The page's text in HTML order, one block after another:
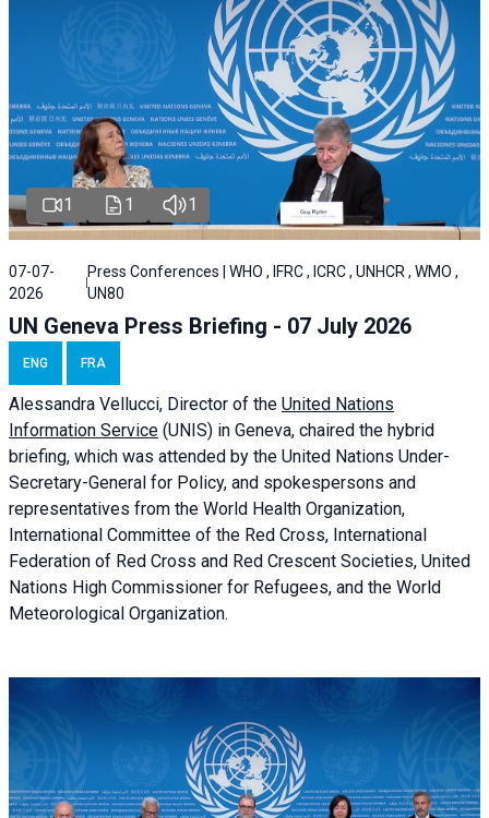
1 1 1
07-07-
2026
Press Conferences | WHO , IFRC , ICRC , UNHCR , WMO ,
UN80
UN Geneva Press Briefing - 07 July 2026
ENG FRA
Alessandra Vellucci, Director of the United Nations
Information Service (UNIS) in Geneva, chaired the hybrid
briefing, which was attended by the United Nations Under-
Secretary-General for Policy, and spokespersons and
representatives from the World Health Organization,
International Committee of the Red Cross, International
Federation of Red Cross and Red Crescent Societies, United
Nations High Commissioner for Refugees, and the World
Meteorological Organization.